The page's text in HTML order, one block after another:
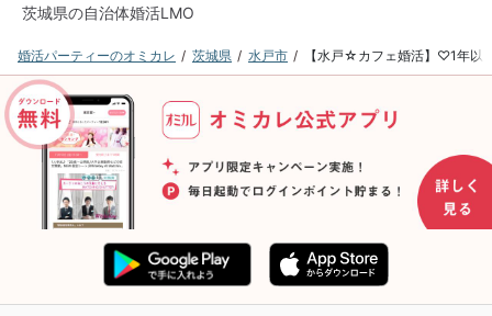
茨城県の自治体婚活LMO
婚活パーティーのオミカレ 茨城県 水戸市 【水戸☆カフェ婚活】♡1年